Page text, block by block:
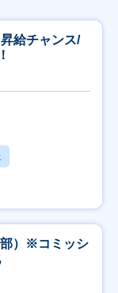
給チャンス/
部）※コミッシ